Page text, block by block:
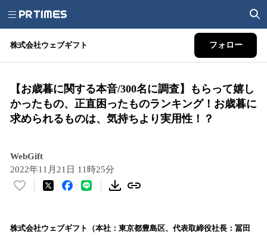
株式会社ウェブギフト フォロー
【お歳暮に関する本音/300名に調査】もらって嬉し
かったもの、正直困ったものランキング！お歳暮に
求められるものは、気持ちより実用性！？
WebGift
2022年11月21日 11時25分
い
！
株式会社ウェブギフト（本社：東京都豊島区、代表取締役社長：冨田